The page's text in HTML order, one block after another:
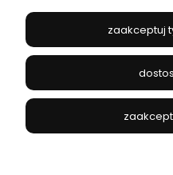
JANEX
504 545 749//E-
zaakceptuj